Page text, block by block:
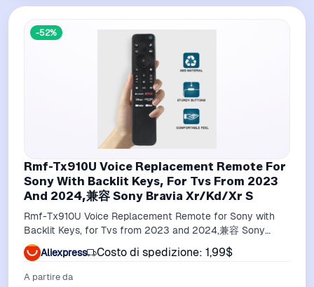
-52%
Rmf-Tx910U Voice Replacement Remote For
Sony With Backlit Keys, For Tvs From 2023
And 2024,兼容 Sony Bravia Xr/Kd/Xr S
Rmf-Tx910U Voice Replacement Remote for Sony with
Backlit Keys, for Tvs from 2023 and 2024,兼容 Sony
Bravia Xr/Kd/Xr S
Aliexpress Costo di spedizione: 1,99$
A partire da